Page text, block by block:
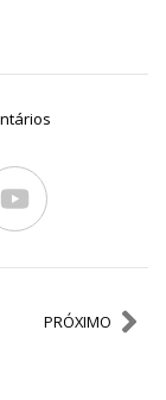
PRÓXIMO